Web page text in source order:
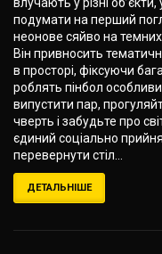
подумати на перший
неонове сяйво на
Він привносить
в просторі, фіксуючи
роблять пінбол
випустити пар,
чверть і забудьте про
єдиний соціально
перевернути стіл...
ДЕТАЛЬНІШЕ